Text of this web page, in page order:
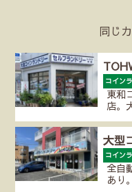
同じ
コイン
東和
店。
大型
コイン
全自
あり